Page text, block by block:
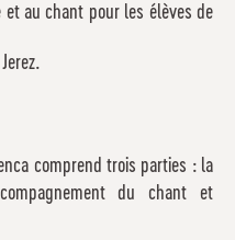
au chant pour les élèves de
comprend trois parties : la
du chant et